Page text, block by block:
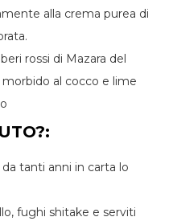
alla crema purea di
rossi di Mazara del
al cocco e lime
tanti anni in carta lo
fughi shitake e serviti